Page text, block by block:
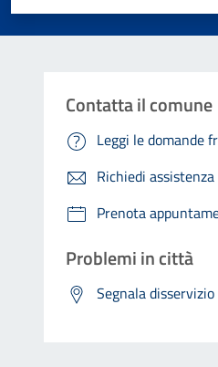
Contatta il comune
Leggi le domande
Richiedi assistenza
Prenota
Problemi in città
Segnala disservizio